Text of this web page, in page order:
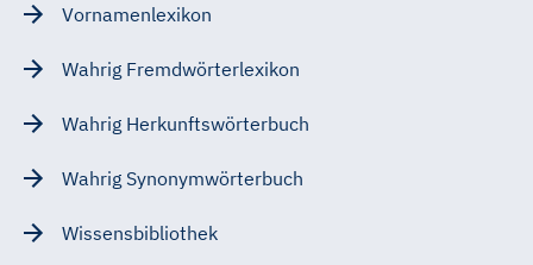
Vornamenlexikon
Wahrig Fremdwörterlexikon
Wahrig Herkunftswörterbuch
Wahrig Synonymwörterbuch
Wissensbibliothek